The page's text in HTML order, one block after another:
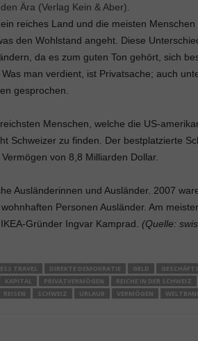
Ära (Verlag Kein & Aber).
reiches Land und die meisten
den Wohlstand angeht. Diese
da es zum guten Ton gehört, sich
man verdient, ist Privatsache; auch
gesprochen.
Menschen, welche die US-
Schweizer zu finden. Der bestplatzierte
von 8,8 Milliarden Dollar.
Ausländerinnen und Ausländer. 2007
Personen Ausländer. Am
Gründer Ingvar Kamprad. (Quelle:
TRAVEL DIREKTE DEMOKRATIE GELD
KAPITAL PRIVATVERMÖGEN REICHE IN DER SCHWEIZ
REISEN SCHWEIZ URLAUB VERMÖGEN